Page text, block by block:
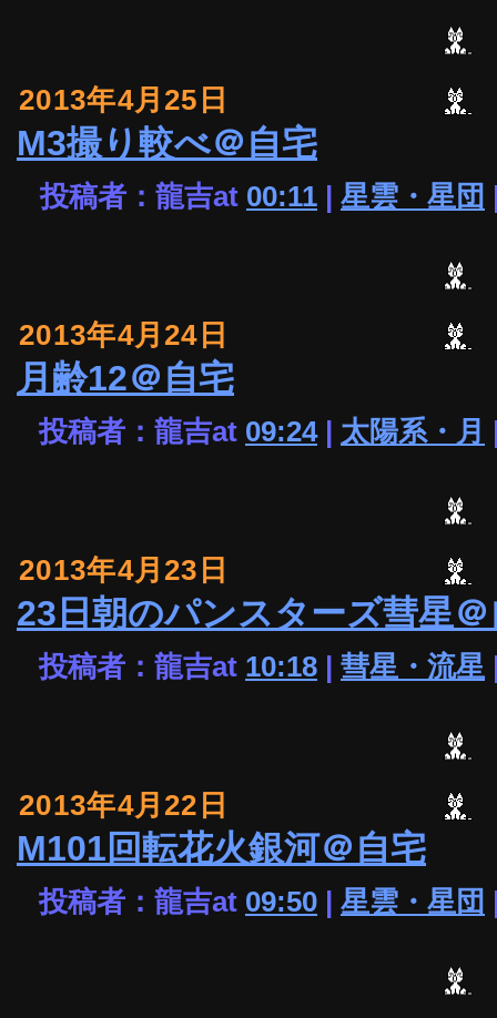
2013年4月25日
M3撮り較べ＠自宅
投稿者：龍吉at 00:11 | 星雲・星団
2013年4月24日
月齢12＠自宅
投稿者：龍吉at 09:24| 太陽系・月
2013年4月23日
23日朝のパンスターズ彗星
投稿者：龍吉at 10:18 | 彗星・流星
2013年4月22日
M101回転花火銀河＠自宅
投稿者：龍吉at 09:50 | 星雲・星団